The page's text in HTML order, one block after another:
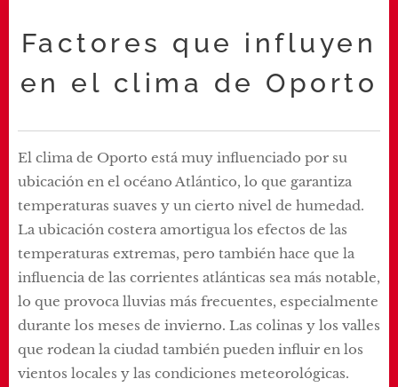
Factores que influyen
en el clima de Oporto
El clima de Oporto está muy influenciado por su
ubicación en el océano Atlántico, lo que garantiza
temperaturas suaves y un cierto nivel de humedad.
La ubicación costera amortigua los efectos de las
temperaturas extremas, pero también hace que la
influencia de las corrientes atlánticas sea más notable,
lo que provoca lluvias más frecuentes, especialmente
durante los meses de invierno. Las colinas y los valles
que rodean la ciudad también pueden influir en los
vientos locales y las condiciones meteorológicas.